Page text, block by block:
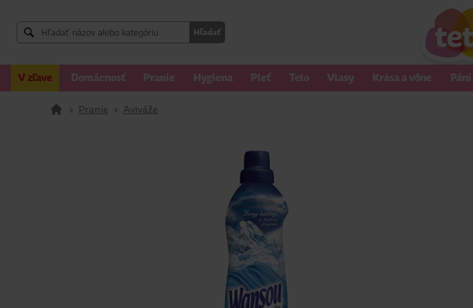
Hľadať
V zľave Domácnosť Pranie Hygiena Pleť Telo Vlasy Krása a vône Páni
> Pranie > Aviváže